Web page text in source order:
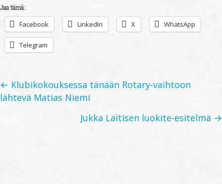
Jaa tämä:
Facebook LinkedIn X WhatsApp
Telegram
Posts
← Klubikokouksessa tänään Rotary-vaihtoon
lähtevä Matias Niemi
Jukka Laitisen luokite-esitelmä →